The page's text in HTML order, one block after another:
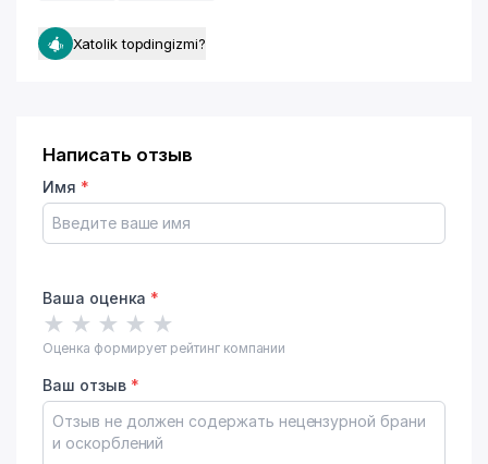
Xatolik topdingizmi?
Написать отзыв
Имя *
Ваша оценка *
★ ★ ★ ★ ★
Оценка формирует рейтинг компании
Ваш отзыв *